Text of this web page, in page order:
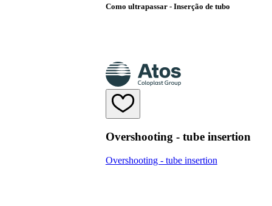
Como ultrapassar - Inserção de tubo
Overshooting - tube insertion
Overshooting - tube insertion